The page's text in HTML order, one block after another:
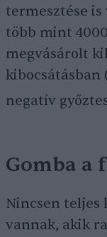
termesztése is
több mint
megvásárolt
kibocsátásban
negatív
Gomba
Nincsen teljes
vannak, akik